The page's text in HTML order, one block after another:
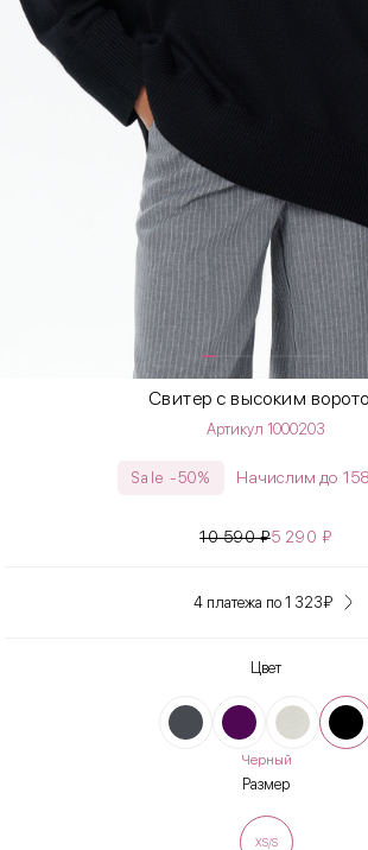
Свитер с высоким
Артикул 1000203
Sale -50% Начислим до
10 590₽5 290₽
4 платежа по 1 323₽
Цвет
Черный
Размер
XS/S